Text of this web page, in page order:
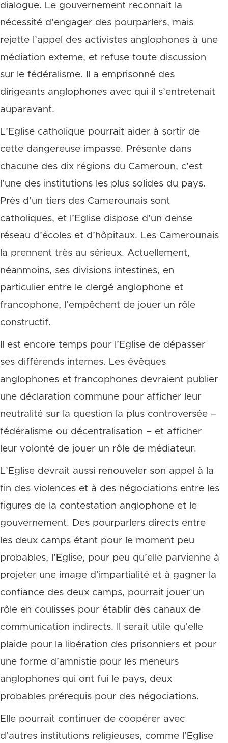
dialogue. Le gouvernement reconnait la
nécessité d’engager des pourparlers, mais
rejette l’appel des activistes anglophones à une
médiation externe, et refuse toute discussion
sur le fédéralisme. Il a emprisonné des
dirigeants anglophones avec qui il s’entretenait
auparavant.
L’Eglise catholique pourrait aider à sortir de
cette dangereuse impasse. Présente dans
chacune des dix régions du Cameroun, c’est
l’une des institutions les plus solides du pays.
Près d’un tiers des Camerounais sont
catholiques, et l’Eglise dispose d’un dense
réseau d’écoles et d’hôpitaux. Les Camerounais
la prennent très au sérieux. Actuellement,
néanmoins, ses divisions intestines, en
particulier entre le clergé anglophone et
francophone, l’empêchent de jouer un rôle
constructif.
Il est encore temps pour l’Eglise de dépasser
ses différends internes. Les évêques
anglophones et francophones devraient publier
une déclaration commune pour afficher leur
neutralité sur la question la plus controversée –
fédéralisme ou décentralisation – et afficher
leur volonté de jouer un rôle de médiateur.
L’Eglise devrait aussi renouveler son appel à la
fin des violences et à des négociations entre les
figures de la contestation anglophone et le
gouvernement. Des pourparlers directs entre
les deux camps étant pour le moment peu
probables, l’Eglise, pour peu qu’elle parvienne à
projeter une image d’impartialité et à gagner la
confiance des deux camps, pourrait jouer un
rôle en coulisses pour établir des canaux de
communication indirects. Il serait utile qu’elle
plaide pour la libération des prisonniers et pour
une forme d’amnistie pour les meneurs
anglophones qui ont fui le pays, deux
probables prérequis pour des négociations.
Elle pourrait continuer de coopérer avec
d’autres institutions religieuses, comme l’Eglise